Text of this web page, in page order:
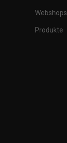
Webshops
Produkte